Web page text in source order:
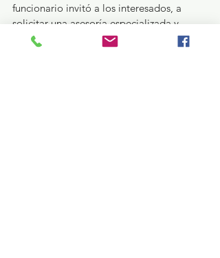
funcionario invitó a los interesados, a
solicitar una asesoría especializada y
gratuita en una de las 12 delegaciones